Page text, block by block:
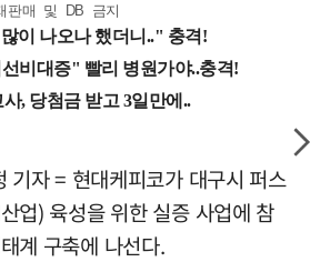
판매 및 DB 금지
기자 = 현대케피코가 대구시 퍼스
업) 육성을 위한 실증 사업에 참
계 구축에 나선다.